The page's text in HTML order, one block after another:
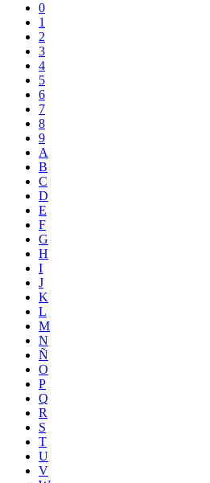
0
1
2
3
4
5
6
7
8
9
A
B
C
D
E
F
G
H
I
J
K
L
M
N
Ñ
O
P
Q
R
S
T
U
V